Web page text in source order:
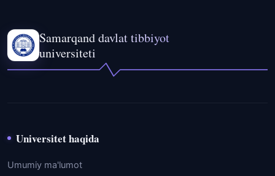
Samarqand davlat tibbiyot
universiteti
Universitet haqida
Umumiy ma'lumot